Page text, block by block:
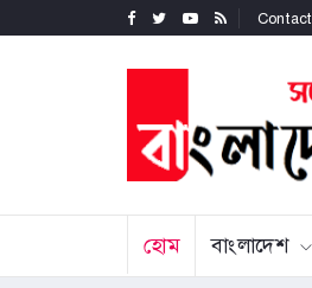
Contact
হোম বাংলাদেশ